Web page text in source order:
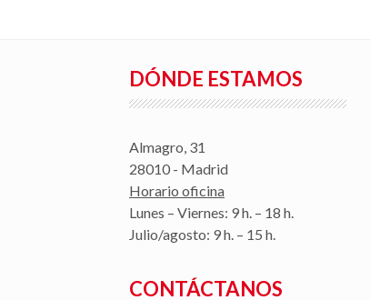
DÓNDE ESTAMOS
Almagro, 31
28010 - Madrid
Horario oficina
Lunes – Viernes: 9 h. – 18 h.
Julio/agosto: 9 h. – 15 h.
CONTÁCTANOS